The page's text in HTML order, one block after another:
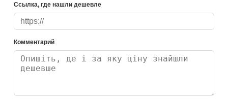
Ссылка, где нашли дешевле
Комментарий